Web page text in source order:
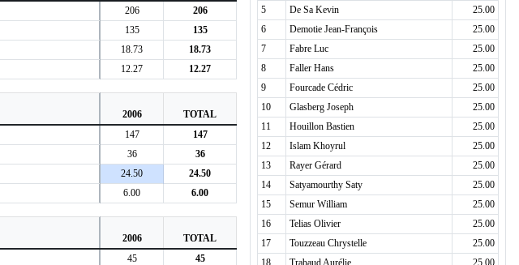
206
206
135
135
18.73
18.73
12.27 12.27
2006
TOTAL
147
147
36
36
24.50
24.50
6.00 6.00
2006
TOTAL
45
45
5
De Sa Kevin
25.00
6
Demotie Jean-François
25.00
7
Fabre Luc
25.00
8
Faller Hans
25.00
9
Fourcade Cédric
25.00
10
Glasberg Joseph
25.00
11
Houillon Bastien
25.00
12
Islam Khoyrul
25.00
13
Rayer Gérard
25.00
14
Satyamourthy Saty
25.00
15
Semur William
25.00
16
Telias Olivier
25.00
17
Touzzeau Chrystelle
25.00
18
Trabaud Aurélie
25.00